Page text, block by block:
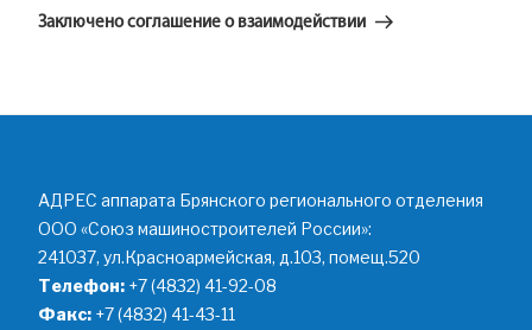
Заключено соглашение о взаимодействии
АДРЕС аппарата Брянского регионального отделения
ООО «Союз машиностроителей России»:
241037, ул.Красноармейская, д.103, помещ.520
Телефон: +7 (4832) 41-92-08
Факс: +7 (4832) 41-43-11